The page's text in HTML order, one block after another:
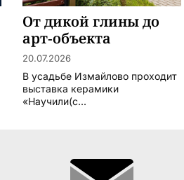
От дикой глины до
арт-объекта
20.07.2026
В усадьбе Измайлово проходит
выставка керамики
«Научили(с...